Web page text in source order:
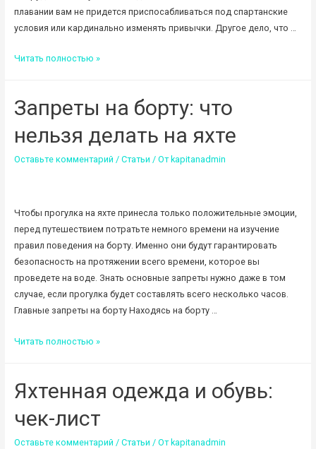
плавании вам не придется приспосабливаться под спартанские
условия или кардинально изменять привычки. Другое дело, что …
Быт
еда,
и
другое
Читать полностью »
Запреты на борту: что
нельзя делать на яхте
Оставьте комментарий / Статьи / От kapitanadmin
Чтобы прогулка на яхте принесла только положительные эмоции,
перед путешествием потратьте немного времени на изучение
правил поведения на борту. Именно они будут гарантировать
безопасность на протяжении всего времени, которое вы
проведете на воде. Знать основные запреты нужно даже в том
случае, если прогулка будет составлять всего несколько часов.
Главные запреты на борту Находясь на борту …
Запреты
что
делать
на
Читать полностью »
Яхтенная одежда и обувь:
чек-лист
Оставьте комментарий / Статьи / От kapitanadmin